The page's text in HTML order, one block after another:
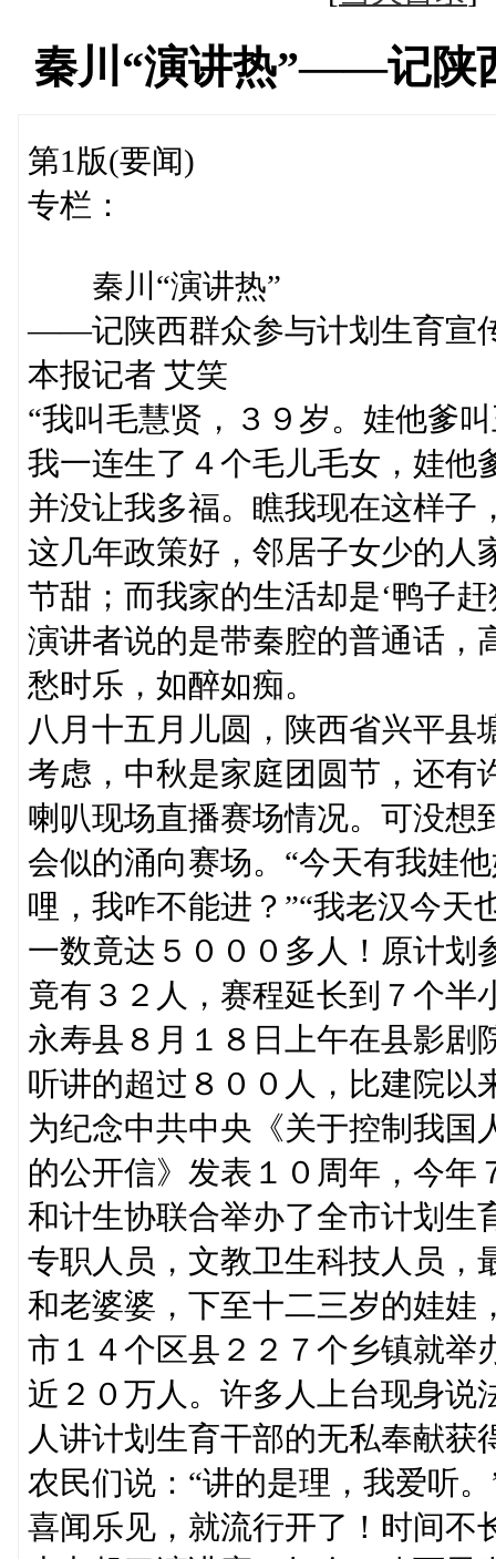
秦川“演讲热”——记陕
第1版(要闻)
专栏：
秦川“演讲热”
——记陕西群众参与计划生育宣
本报记者 艾笑
“我叫毛慧贤，３９岁。娃他爹
我一连生了４个毛儿毛女，娃他
并没让我多福。瞧我现在这样子
这几年政策好，邻居子女少的人
节甜；而我家的生活却是‘鸭子
演讲者说的是带秦腔的普通话，
愁时乐，如醉如痴。
八月十五月儿圆，陕西省兴平
考虑，中秋是家庭团圆节，还有
喇叭现场直播赛场情况。可没想
会似的涌向赛场。“今天有我娃
哩，我咋不能进？”“我老汉今天
一数竟达５０００多人！原计划
竟有３２人，赛程延长到７个半
永寿县８月１８日上午在县影剧
听讲的超过８００人，比建院以
为纪念中共中央《关于控制我国
的公开信》发表１０周年，今年
和计生协联合举办了全市计划生
专职人员，文教卫生科技人员，
和老婆婆，下至十二三岁的娃娃
市１４个区县２２７个乡镇就举
近２０万人。许多人上台现身说
人讲计划生育干部的无私奉献
农民们说：“讲的是理，我爱听。
喜闻乐见，就流行开了！时间不